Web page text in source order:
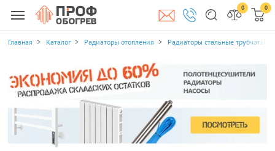
0 0
Главная Каталог Радиаторы отопления Радиаторы стальные трубчатые